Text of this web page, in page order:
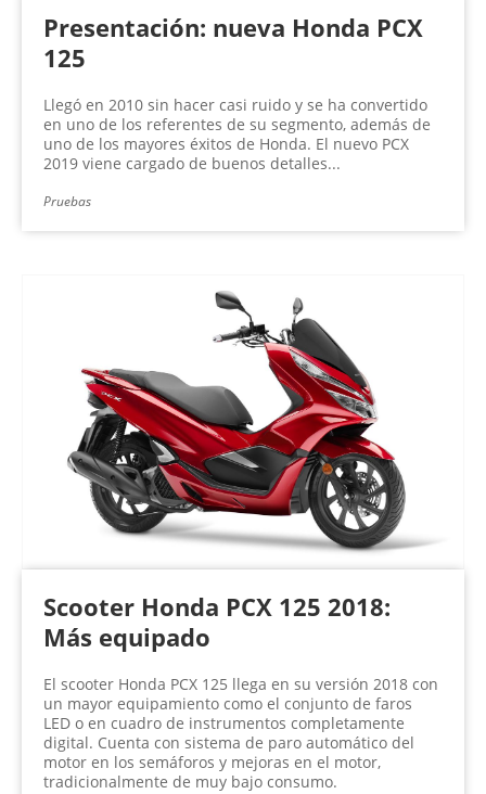
Presentación: nueva Honda PCX
125
Llegó en 2010 sin hacer casi ruido y se ha convertido
en uno de los referentes de su segmento, además de
uno de los mayores éxitos de Honda. El nuevo PCX
2019 viene cargado de buenos detalles...
Pruebas
Scooter Honda PCX 125 2018:
Más equipado
El scooter Honda PCX 125 llega en su versión 2018 con
un mayor equipamiento como el conjunto de faros
LED o en cuadro de instrumentos completamente
digital. Cuenta con sistema de paro automático del
motor en los semáforos y mejoras en el motor,
tradicionalmente de muy bajo consumo.